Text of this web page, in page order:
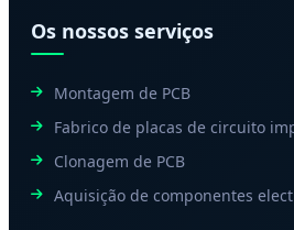
Os nossos serviços
Montagem de PCB
Fabrico de placas de circuito
Clonagem de PCB
Aquisição de componentes